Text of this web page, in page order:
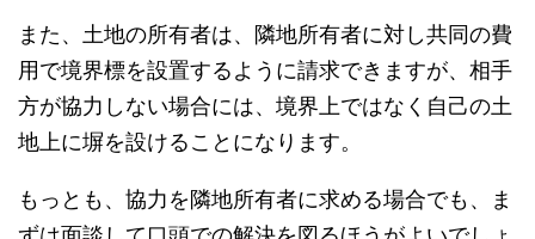
また、土地の所有者は、隣地所有者に対し共同の費
用で境界標を設置するように請求できますが、相手
方が協力しない場合には、境界上ではなく自己の土
地上に塀を設けることになります。
もっとも、協力を隣地所有者に求める場合でも、ま